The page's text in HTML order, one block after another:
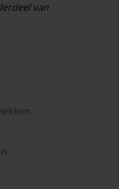
van